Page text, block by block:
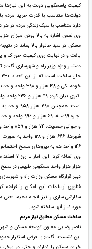
کیفیت پاسخگویی دولت به این نیازها
دولت‌ها متناسب با قدرت خرید مردم
دارد متناسب با سبک زندگی مردم در
وی ضمن اشاره به بالا بودن میزان
مسکن در سبد خانوار بالا بماند در
یافت و در نهایت روی کیفیت خوراک و
خودمالکی و ۴۱۸ هزار و ۳۹۸ واحد واحد به نوسازی و بهسازی مسکن روستایی اختصاص دارد.
اکبری بیان
است؛
و جوانی
۱۴۶ واحد هم به نیروهای مسلح اختصاص داده شده است.
هزار هزار واحد مسکونی طبیعی در
دبیر قرارگاه مسکن وزارت راه و
فناوری ارتباطات این امکان را فراهم
سفارشی سازی را نیز انجام دهیم،
مورد نیاز آنها ساخته شود.
ساخت مسکن مطابق نیاز مردم
ناصر رضایی معاون توسعه مسکن و
خرید مسکن را ندارند و حتی در برخی